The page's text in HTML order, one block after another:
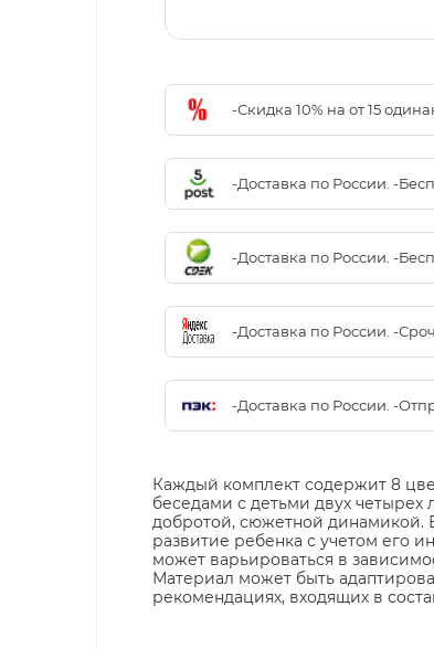
-Скидка 10% на от 15
-Доставка по России. -
-Доставка по России. -
-Доставка по России. -
-Доставка по России. -
Каждый комплект содержит 8
беседами с детьми двух
добротой, сюжетной динамикой.
развитие ребенка с учетом его
может варьироваться в
Материал может быть
рекомендациях, входящих в